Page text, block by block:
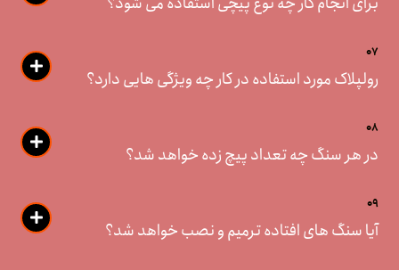
07
رولپلاک مورد استفاده در کار چه ویژگی هایی دارد؟
08
در هر سنگ چه تعداد پیچ زده خواهد شد؟
09
آیا سنگ های افتاده ترمیم و نصب خواهد شد؟